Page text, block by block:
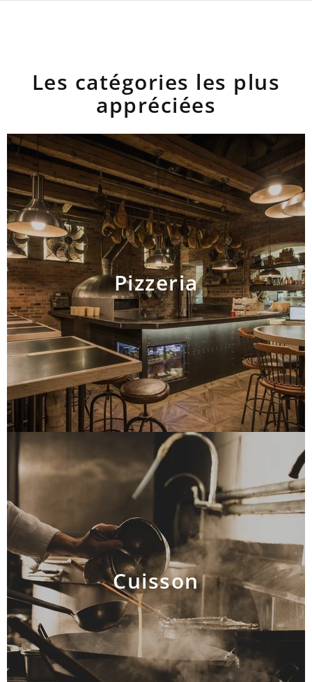
Les catégories les plus
appréciées
Pizzeria
AJOUTER AU PANIER
Cuisson
AJOUTER AU PANIER